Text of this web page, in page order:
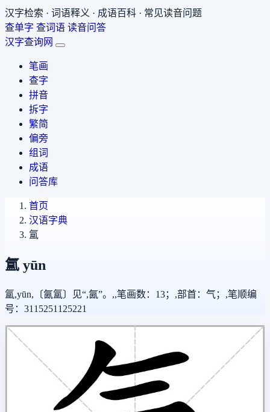
汉字检索 · 词语释义 · 成语百科 · 常见读音问题
查单字 查词语 读音问答
汉字查询网
笔画
查字
拼音
拆字
繁简
偏旁
组词
成语
问答库
首页
汉语字典
氲
氲 yūn
氲,yūn,〔氤氲〕见“,氤”。,,笔画数：13；,部首：气；,笔顺编
号：3115251125221